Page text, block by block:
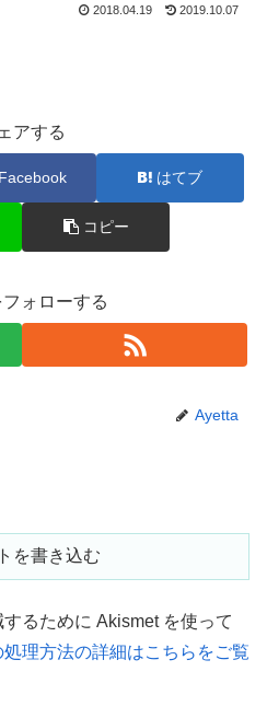
2018.04.19 2019.10.07
アする
Facebook はてブ
コピー
ォローする
Ayetta
を書き込む
るために Akismet を使って
理方法の詳細はこちらをご覧